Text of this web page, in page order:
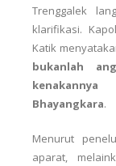
Trenggalek
klarifikasi.
Katik
bukanlah
Bhayangkara.
Menurut
aparat,